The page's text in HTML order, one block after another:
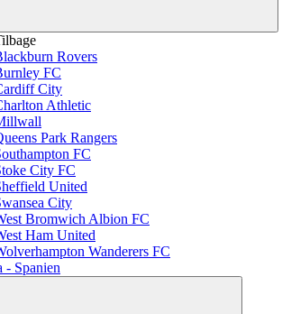
Rovers
FC
City
Athletic
Park Rangers
FC
City FC
United
City
Bromwich Albion FC
Ham United
Wanderers FC
- Spanien